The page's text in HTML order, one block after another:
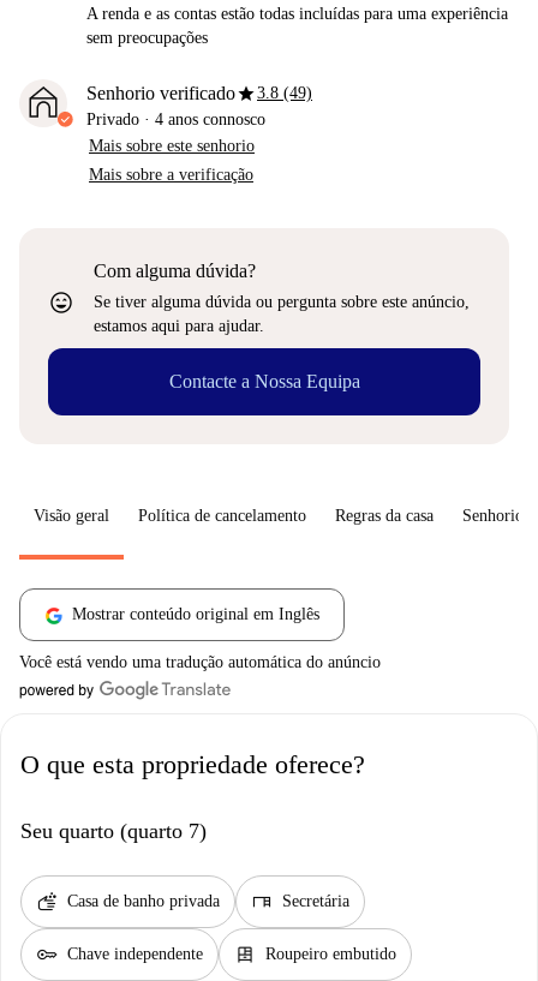
A renda e as contas estão todas incluídas para uma experiência
sem preocupações
Senhorio verificadostar3.8 (49)
Privado · 4 anos connosco
Mais sobre este senhorio
Mais sobre a verificação
sentiment_very_satisfied
Com alguma dúvida?
Se tiver alguma dúvida ou pergunta sobre este anúncio,
estamos aqui para ajudar.
Contacte a Nossa Equipa
Visão geral Política de cancelamento Regras da casa Senhorio
Mostrar conteúdo original em Inglês
Você está vendo uma tradução automática do anúncio
O que esta propriedade oferece?
Seu quarto (quarto 7)
soap Casa de banho privada desk Secretária
key Chave independente dresser Roupeiro embutido